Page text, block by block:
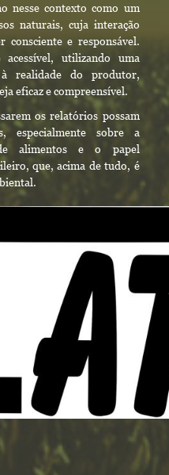
nesse contexto como um
naturais, cuja interação
consciente e responsável.
utilizando uma
realidade do produtor,
eficaz e compreensível.
os relatórios possam
especialmente sobre a
alimentos e o papel
que, acima de tudo, é
na logo.